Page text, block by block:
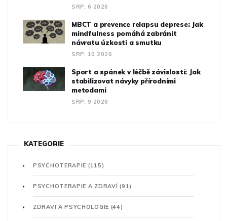
SRP, 6 2026
MBCT a prevence relapsu deprese: Jak
mindfulness pomáhá zabránit
návratu úzkosti a smutku
SRP, 10 2026
Sport a spánek v léčbě závislostí: Jak
stabilizovat návyky přírodními
metodami
SRP, 9 2026
KATEGORIE
PSYCHOTERAPIE (115)
PSYCHOTERAPIE A ZDRAVÍ(91)
ZDRAVÍ A PSYCHOLOGIE (44)